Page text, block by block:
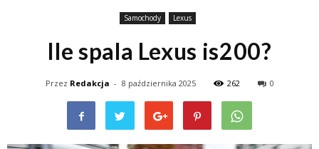
Samochody Lexus
Ile spala Lexus is200?
Przez Redakcja - 8 października 2025 262 0